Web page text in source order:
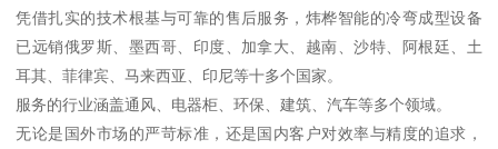
凭借扎实的技术根基与可靠的售后服务，炜桦智能的冷弯成型设备
已远销俄罗斯、墨西哥、印度、加拿大、越南、沙特、阿根廷、土
耳其、菲律宾、马来西亚、印尼等十多个国家。
服务的行业涵盖通风、电器柜、环保、建筑、汽车等多个领域。
无论是国外市场的严苛标准，还是国内客户对效率与精度的追求，